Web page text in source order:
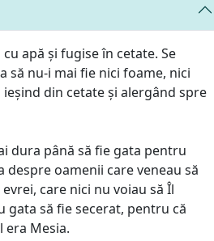
apă și fugise în cetate. Se
să nu-i mai fie nici foame, nici
din cetate și alergând spre
dura până să fie gata pentru
despre oamenii care veneau să
care nici nu voiau să Îl
gata să fie secerat, pentru că
era Mesia.